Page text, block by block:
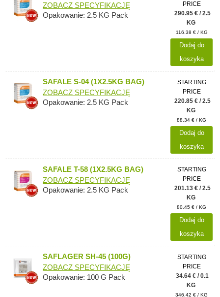
ZOBACZ SPECYFIKACJĘ
Opakowanie: 2.5 KG Pack
PRICE
290.95 € / 2.5
KG
116.38 € / KG
Dodaj do
koszyka
SAFALE S-04 (1X2.5KG BAG)
ZOBACZ SPECYFIKACJĘ
Opakowanie: 2.5 KG Pack
STARTING
PRICE
220.85 € / 2.5
KG
88.34 € / KG
Dodaj do
koszyka
SAFALE T-58 (1X2.5KG BAG)
ZOBACZ SPECYFIKACJĘ
Opakowanie: 2.5 KG Pack
STARTING
PRICE
201.13 € / 2.5
KG
80.45 € / KG
Dodaj do
koszyka
SAFLAGER SH-45 (100G)
ZOBACZ SPECYFIKACJĘ
Opakowanie: 100 G Pack
STARTING
PRICE
34.64 € / 0.1
KG
346.42 € / KG